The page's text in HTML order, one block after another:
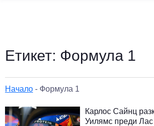
Етикет: Формула 1
Начало - Формула 1
Карлос Сайнц
Уилямс преди Лас